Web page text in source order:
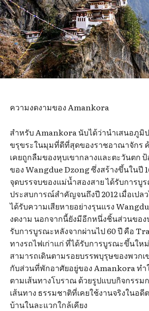
ความงดงามของ Amankora
สำหรับ Amankora นับได้ว่านำเสนอภูมิ
ขรุขระในมุมที่ดีที่สุดของราชอาณาจักร
เคยถูกลืมของหุบเขากลางและตะวันตก
ของ Wangdue Dzong ซึ่งสร้างขึ้นในปี
จุดบรรจบของแม่น้ำสองสาย ได้รับการบู
ประสบการณ์สำคัญจนถึงปี 2012 เมื่อเปล
ได้รับความเสียหายอย่างรุนแรง
งดงาม นอกจากนี้ยังมีอีกหนึ่งชิ้นส่วนขอ
รับการบูรณะหลังจากผ่านไป 60 ปี คือ
ทางรถไฟเก่าแก่ ที่ได้รับการบูรณะขึ้นให
สามารถเดินตามรอยบรรพบุรุษของพวกเ
กับส่วนที่พักอาศัยอยู่ของ Amankora ทำ
ตามเส้นทางโบราณ ด้วยรูปแบบกิจกรรม
เส้นทาง ธรรมชาติที่เคยใช้งานจริงในอ
บ้านในละแวกใกล้เคียง